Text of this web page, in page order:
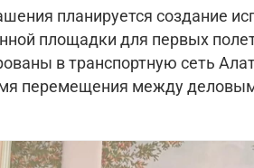
планируется создание
площадки для первых
в транспортную сеть
перемещения между